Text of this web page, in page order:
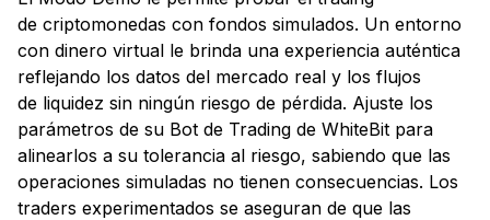
de criptomonedas con fondos simulados. Un entorno
con dinero virtual le brinda una experiencia auténtica
reflejando los datos del mercado real y los flujos
de liquidez sin ningún riesgo de pérdida. Ajuste los
parámetros de su Bot de Trading de WhiteBit para
alinearlos a su tolerancia al riesgo, sabiendo que las
operaciones simuladas no tienen consecuencias. Los
traders experimentados se aseguran de que las